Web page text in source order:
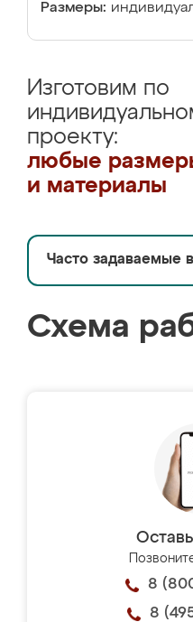
Размеры:
Изготовим по
проекту:
любые
и материалы
Часто задаваемые
Схема
8
8